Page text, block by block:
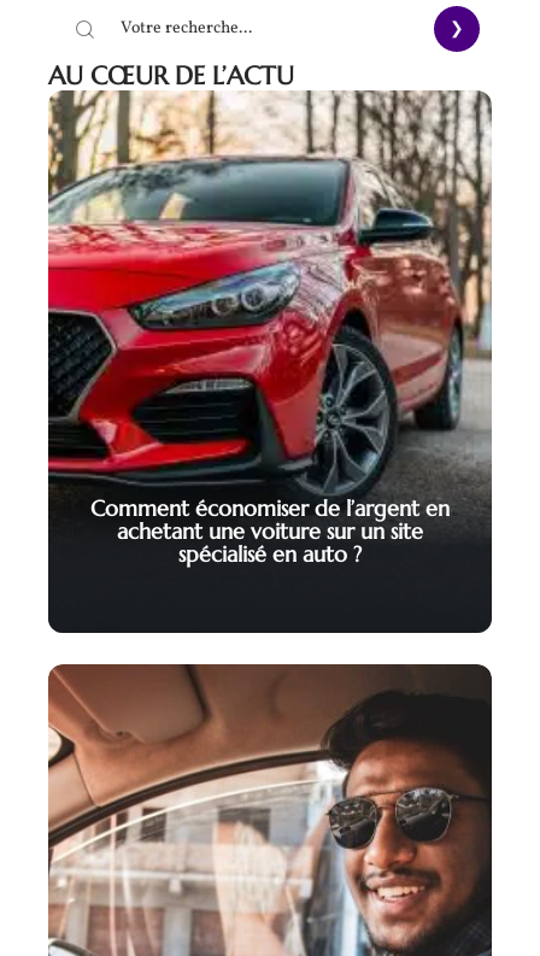
AU CŒUR DE L’ACTU
Comment économiser de l’argent en
achetant une voiture sur un site
spécialisé en auto ?